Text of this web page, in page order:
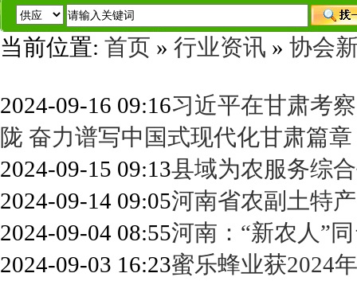
当前位置: 首页 » 行业资讯 » 协会
2024-09-16 09:16习近平在甘肃考
陇 奋力谱写中国式现代化甘肃篇章
2024-09-15 09:13县域为农服务综
2024-09-14 09:05河南省农副土特
2024-09-04 08:55河南：“新农人”
2024-09-03 16:23蜜乐蜂业获2024